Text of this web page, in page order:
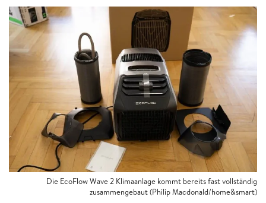
Die EcoFlow Wave 2 Klimaanlage kommt bereits fast vollständig
zusammengebaut (Philip Macdonald/home&smart)